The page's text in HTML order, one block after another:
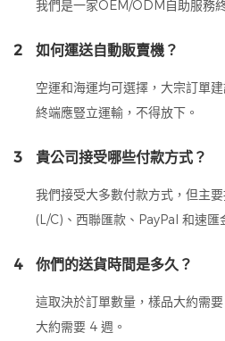
我們是一家OEM/ODM自助服務
2 如何運送自動販賣機？
空運和海運均可選擇，大宗訂單
終端應豎立運輸，不得放下。
3 貴公司接受哪些付款方式？
我們接受大多數付款方式，但主
(L/C)、西聯匯款、PayPal 和速匯
4 你們的送貨時間是多久？
這取決於訂單數量，樣品大約需
大約需要 4 週。